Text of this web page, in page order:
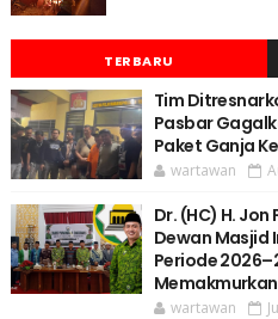
TERBARU
Tim
Pasbar
Paket Ganja
wartawan
Dr. (HC) H.
Dewan Masjid
Periode
wartawan